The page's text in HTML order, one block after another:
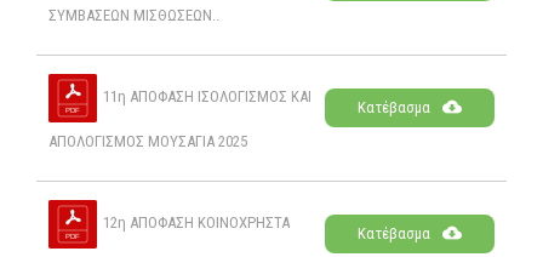
ΣΥΜΒΑΣΕΩΝ ΜΙΣΘΩΣΕΩΝ..
11η ΑΠΟΦΑΣΗ ΙΣΟΛΟΓΙΣΜΟΣ ΚΑΙ
ΑΠΟΛΟΓΙΣΜΟΣ ΜΟΥΣΑΓΙΑ 2025
Κατέβασμα
12η ΑΠΟΦΑΣΗ ΚΟΙΝΟΧΡΗΣΤΑ
Κατέβασμα